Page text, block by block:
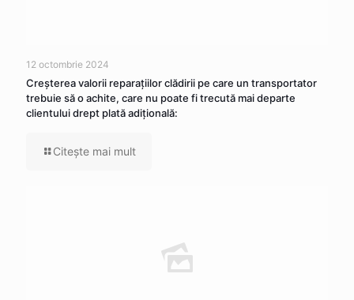
12 octombrie 2024
Creşterea valorii reparaţiilor clădirii pe care un transportator
trebuie să o achite, care nu poate fi trecută mai departe
clientului drept plată adiţională:
Citeşte mai mult